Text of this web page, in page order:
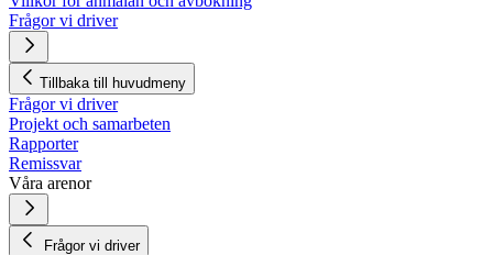
Frågor vi driver
Tillbaka till huvudmeny
Frågor vi driver
Projekt och samarbeten
Rapporter
Remissvar
Våra arenor
Frågor vi driver